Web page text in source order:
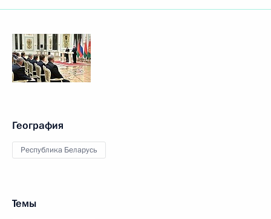
География
Республика Беларусь
Темы